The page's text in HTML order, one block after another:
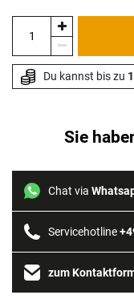
Du kannst bis zu
Sie
Chat via
Servicehotline
zum